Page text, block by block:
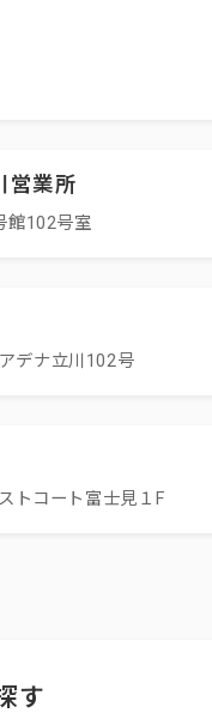
営業所
館102号室
デナ立川102号
トコート富士見１F
す